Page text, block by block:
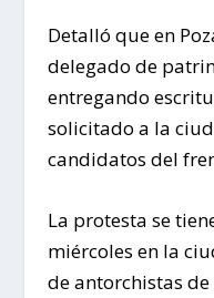
Detalló que en
delegado de
entregando
solicitado a la
candidatos del
La protesta se
miércoles en la
de antorchistas